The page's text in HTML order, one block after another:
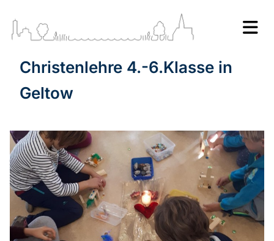
Christenlehre 4.-6.Klasse in
Geltow